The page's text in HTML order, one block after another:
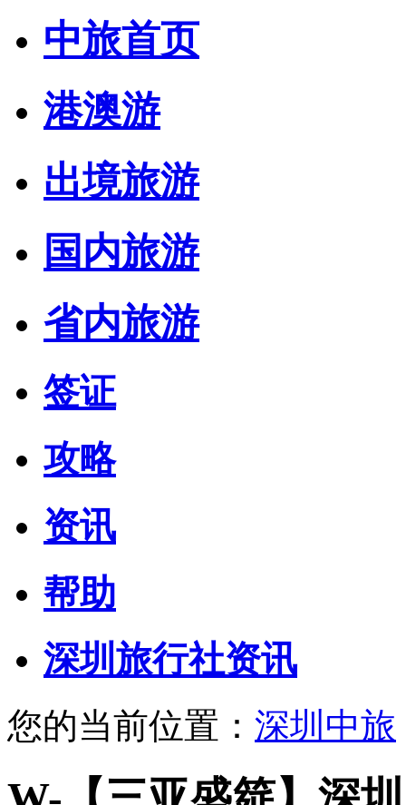
中旅首页
港澳游
出境旅游
国内旅游
省内旅游
签证
攻略
资讯
帮助
深圳旅行社资讯
您的当前位置： 深圳中旅